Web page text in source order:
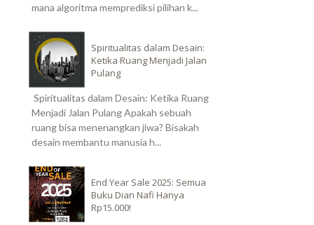
mana algoritma memprediksi pilihan k...
Spiritualitas dalam Desain:
Ketika Ruang Menjadi Jalan
Pulang
Spiritualitas dalam Desain: Ketika Ruang
Menjadi Jalan Pulang Apakah sebuah
ruang bisa menenangkan jiwa? Bisakah
desain membantu manusia h...
End Year Sale 2025: Semua
Buku Dian Nafi Hanya
Rp15.000!